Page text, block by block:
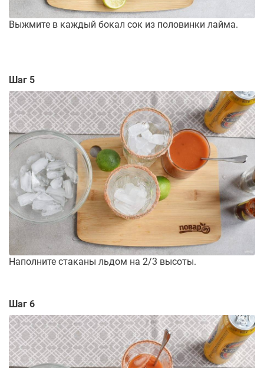
Выжмите в каждый бокал сок из половинки лайма.
Шаг 5
Наполните стаканы льдом на 2/3 высоты.
Шаг 6